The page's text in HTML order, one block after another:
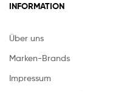
INFORMATION
Über uns
Marken-Brands
Impressum